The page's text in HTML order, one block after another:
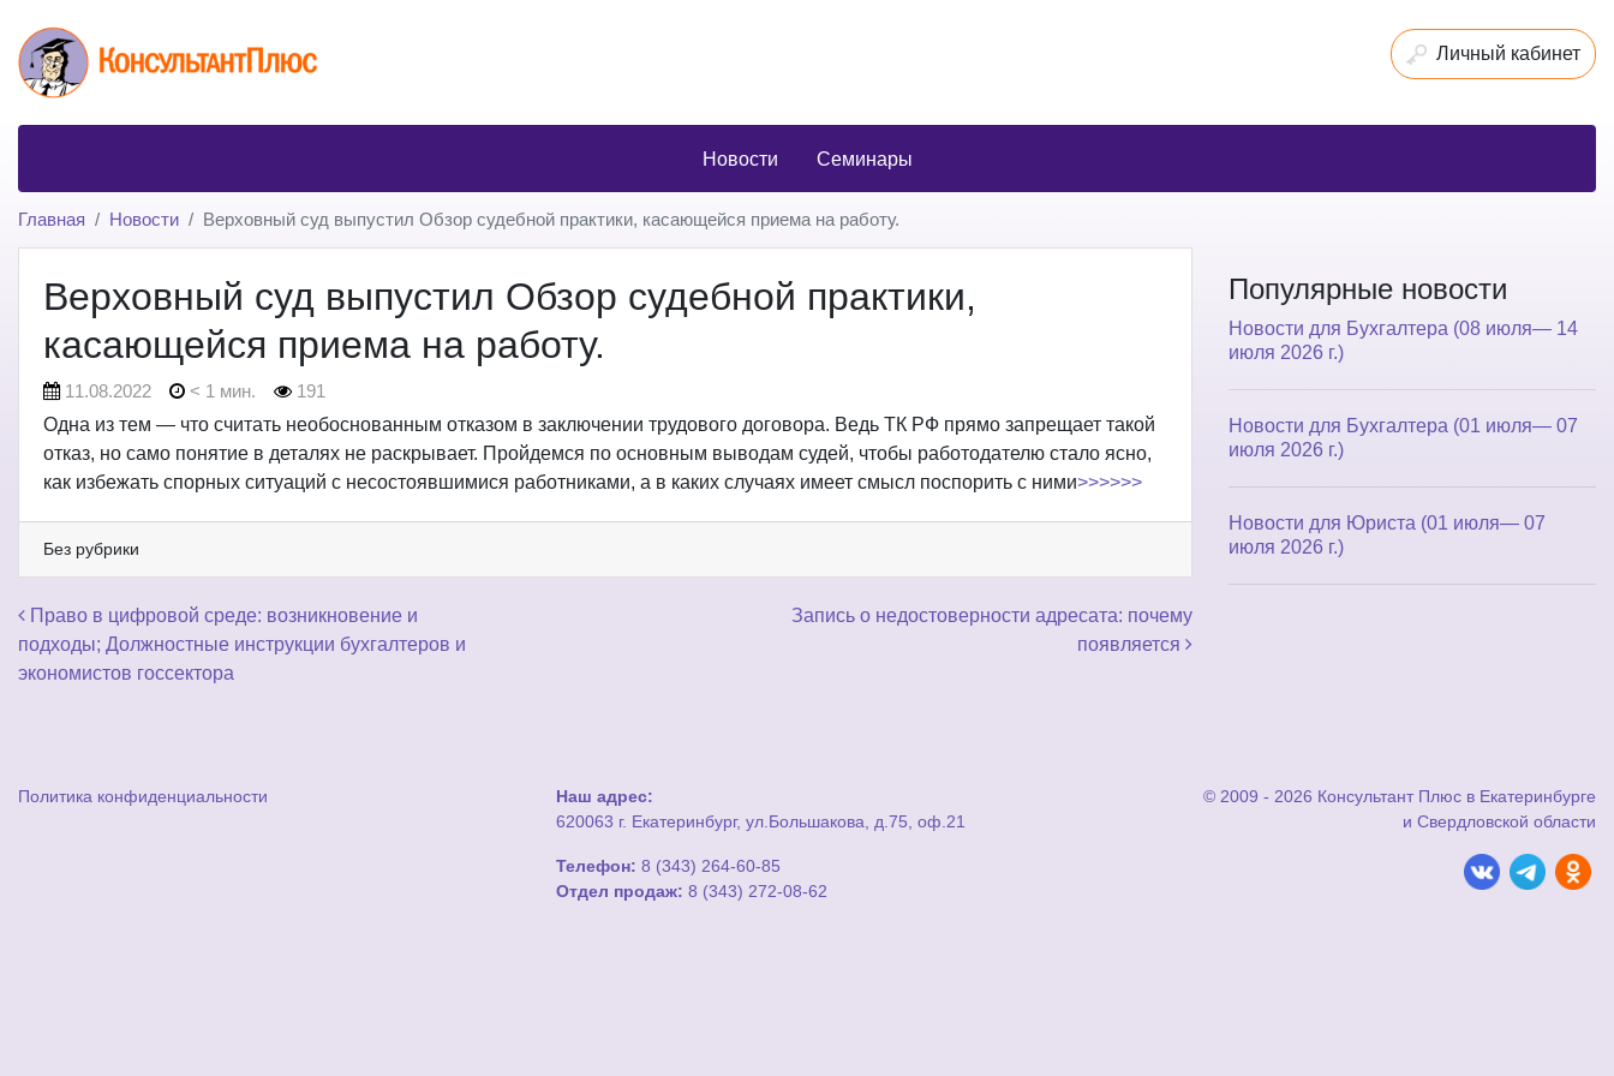
Личный кабинет
Новости Семинары
Главная Новости Верховный суд выпустил Обзор судебной практики, касающейся приема на работу.
Верховный суд выпустил Обзор судебной практики,
касающейся приема на работу.
11.08.2022 < 1 мин.
191
Одна из тем — что считать необоснованным отказом в заключении трудового договора. Ведь ТК РФ прямо запрещает такой
отказ, но само понятие в деталях не раскрывает. Пройдемся по основным выводам судей, чтобы работодателю стало ясно,
как избежать спорных ситуаций с несостоявшимися работниками, а в каких случаях имеет смысл поспорить с ними>>>>>>
Без рубрики
Навигация по записям
Право в цифровой среде: возникновение и
подходы; Должностные инструкции бухгалтеров и
экономистов госсектора
Запись о недостоверности адресата: почему
появляется
Популярные новости
Новости для Бухгалтера (08 июля— 14
июля 2026 г.)
Новости для Бухгалтера (01 июля— 07
июля 2026 г.)
Новости для Юриста (01 июля— 07
июля 2026 г.)
Политика конфиденциальности
Наш адрес:
620063 г. Екатеринбург, ул.Большакова, д.75, оф.21
Телефон: 8 (343) 264-60-85
Отдел продаж: 8 (343) 272-08-62
© 2009 - 2026 Консультант Плюс в Екатеринбурге
и Свердловской области